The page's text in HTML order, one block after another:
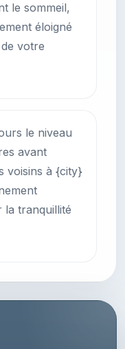
le sommeil,
éloigné
votre
le niveau
avant
voisins à {city}
la tranquillité